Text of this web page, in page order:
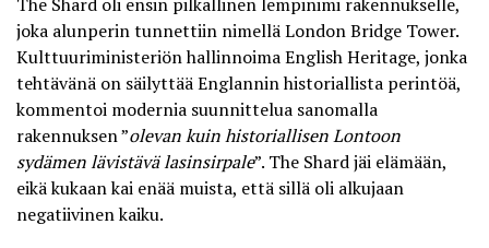
joka alunperin tunnettiin nimellä London Bridge Tower.
Kulttuuriministeriön hallinnoima English Heritage, jonka
tehtävänä on säilyttää Englannin historiallista perintöä,
kommentoi modernia suunnittelua sanomalla
rakennuksen ”olevan kuin historiallisen Lontoon
sydämen lävistävä lasinsirpale”. The Shard jäi elämään,
eikä kukaan kai enää muista, että sillä oli alkujaan
negatiivinen kaiku.